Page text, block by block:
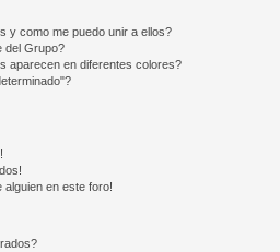
y como me puedo unir a ellos?
del Grupo?
aparecen en diferentes colores?
alguien en este foro!